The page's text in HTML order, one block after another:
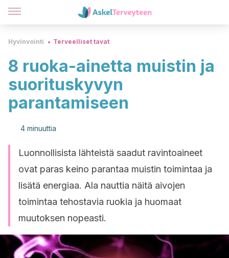
Hyvinvointi Terveelliset tavat
8 ruoka-ainetta muistin ja
suorituskyvyn
parantamiseen
4 minuuttia
Luonnollisista lähteistä saadut ravintoaineet
ovat paras keino parantaa muistin toimintaa ja
lisätä energiaa. Ala nauttia näitä aivojen
toimintaa tehostavia ruokia ja huomaat
muutoksen nopeasti.